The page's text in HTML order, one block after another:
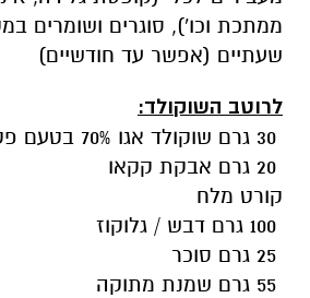
ממתכת וכו'), סוגרים ושומרים
שעתיים (אפשר עד חודשיים)
לרוטב השוקולד:
30 גרם שוקולד אגו 70% בטעם פטל - לקצוץ
20 גרם אבקת קקאו
קורט מלח
100 גרם דבש / גלוקוז
25 גרם סוכר
55 גרם שמנת מתוקה